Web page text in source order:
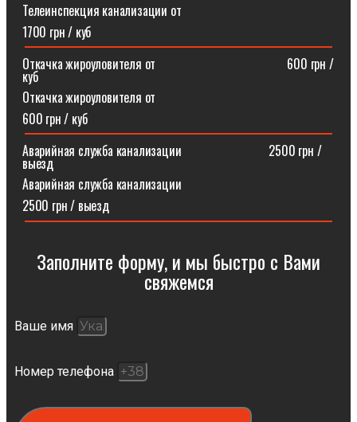
Телеинспекция канализации от
1700 грн / куб
Откачка жироуловителя от⠀⠀⠀⠀⠀⠀⠀⠀⠀⠀⠀⠀⠀⠀600 грн /
куб
Откачка жироуловителя от
600 грн / куб
Аварийная служба канализации ⠀⠀⠀⠀⠀⠀⠀⠀⠀2500 грн /
выезд
Аварийная служба канализации
2500 грн / выезд
Заполните форму, и мы быстро с Вами
свяжемся​
Ваше имя
Номер телефона